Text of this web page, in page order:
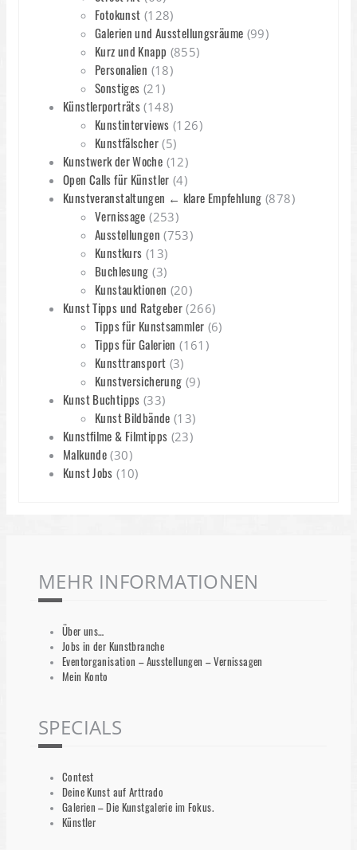
Fotokunst (128)
Galerien und Ausstellungsräume (99)
Kurz und Knapp (855)
Personalien (18)
Sonstiges (21)
Künstlerporträts (148)
Kunstinterviews (126)
Kunstfälscher(5)
Kunstwerk der Woche (12)
Open Calls für Künstler (4)
Kunstveranstaltungen ← klare Empfehlung (878)
Vernissage (253)
Ausstellungen (753)
Kunstkurs (13)
Buchlesung (3)
Kunstauktionen (20)
Kunst Tipps und Ratgeber (266)
Tipps für Kunstsammler (6)
Tipps für Galerien (161)
Kunsttransport (3)
Kunstversicherung (9)
Kunst Buchtipps (33)
Kunst Bildbände (13)
Kunstfilme & Filmtipps (23)
Malkunde (30)
Kunst Jobs (10)
MEHR INFORMATIONEN
Über uns…
Jobs in der Kunstbranche
Eventorganisation – Ausstellungen – Vernissagen
Mein Konto
SPECIALS
Contest
Deine Kunst auf Arttrado
Galerien – Die Kunstgalerie im Fokus.
Künstler